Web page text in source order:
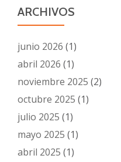
ARCHIVOS
junio 2026 (1)
abril 2026 (1)
noviembre 2025 (2)
octubre 2025 (1)
julio 2025 (1)
mayo 2025 (1)
abril 2025 (1)